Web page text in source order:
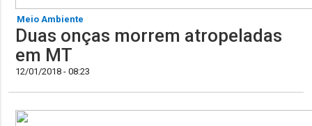
Meio Ambiente
Duas onças morrem atropeladas
em MT
12/01/2018 - 08:23